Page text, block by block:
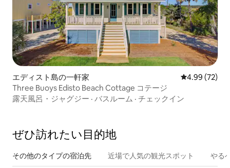
エディスト島の一軒家 レビュー72
4.99 (72)
Three Buoys Edisto Beach Cottage コテージ
露天風呂・ジャグジー · バスルーム · チェックイン
ぜひ訪⁠れ⁠た⁠い目⁠的⁠地
その他のタ⁠イ⁠プ⁠の宿⁠泊⁠先 近場で人気の観光スポット やる